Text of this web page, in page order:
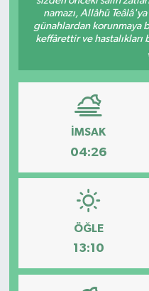
namazı, Allâhü
günahlardan korunmaya
keffârettir ve hastalıkları
İMSAK
04:26
ÖĞLE
13:10